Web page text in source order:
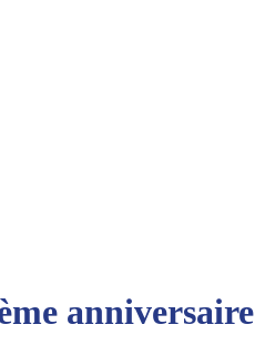
anniversaire